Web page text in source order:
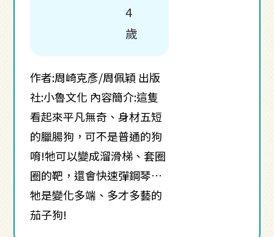
4
歲
作者:周崎克彥/周佩穎 出版
社:小魯文化 內容簡介:這隻
看起來平凡無奇、身材五短
的臘腸狗，可不是普通的狗
唷!牠可以變成溜滑梯、套圈
圈的靶，還會快速彈鋼琴…
牠是變化多端、多才多藝的
茄子狗!